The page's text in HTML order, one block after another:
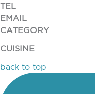
TEL
EMAIL
CATEGORY
CUISINE
back to top